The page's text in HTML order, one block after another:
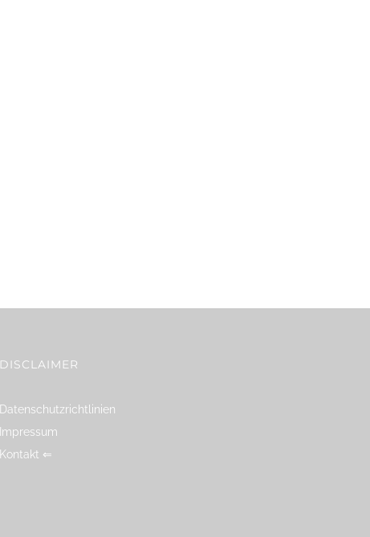
DISCLAIMER
Datenschutzrichtlinien
Impressum
Kontakt ⇐